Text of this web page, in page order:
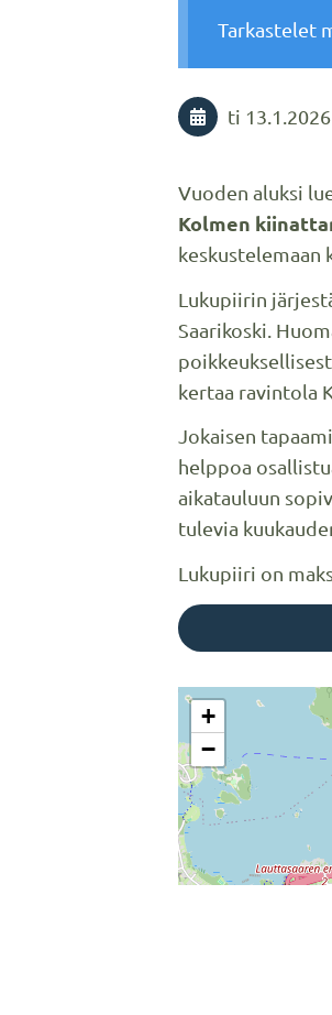
Tarkastelet
ti 13.1.2026
Vuoden aluksi
Kolmen
keskustelemaan
Lukupiirin
Saarikoski.
kertaa ravintola
Jokaisen
helppoa
aikatauluun
tulevia
Lukupiiri on
+
−